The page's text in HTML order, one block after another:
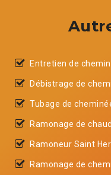
Entretien de
Débistrage de
Tubage de
Ramonage de
Ramoneur Saint
Ramonage de